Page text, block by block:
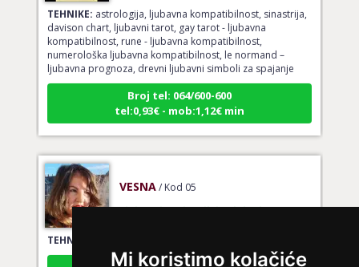
Mi koristimo kolačiće
TEHNIKE:astrologija, ljubavna kompatibilnost, sinastrija,
davison chart, ljubavni tarot, gay tarot - ljubavna
kompatibilnost, rune - ljubavna kompatibilnost,
numerološka ljubavna kompatibilnost, le normand –
ljubavna prognoza, drevni ljubavni simboli za spajanje
Broj tel: 064/600-600
tel:0,93€ - mob:1,12€ min
VESNA / Kod 05
Ljubavni savjetnik je slobodan
TEHNIKE:
Broj tel: 064/600-600